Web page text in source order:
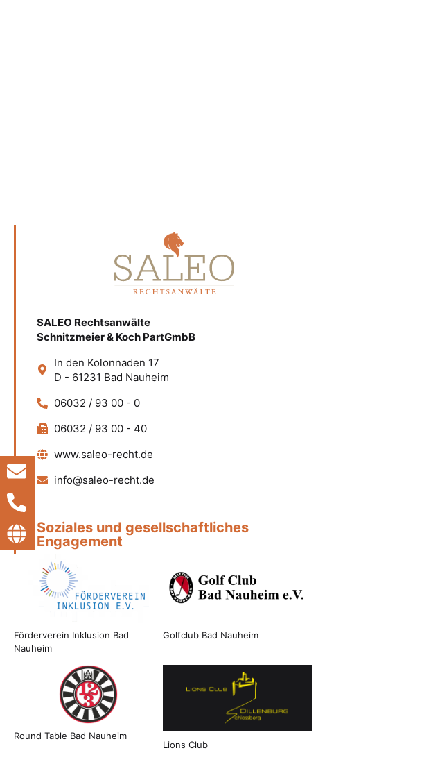
SALEO Rechtsanwälte
Schnitzmeier & Koch PartGmbB
In den Kolonnaden 17
D - 61231 Bad Nauheim
06032 / 93 00 - 0
06032 / 93 00 - 40
www.saleo-recht.de
info@saleo-recht.de
Soziales und gesellschaftliches
Engagement
Förderverein Inklusion Bad
Nauheim
Golfclub Bad Nauheim
Round Table Bad Nauheim
Lions Club